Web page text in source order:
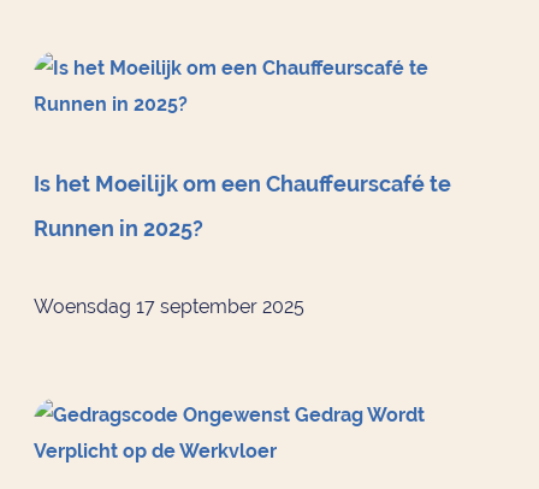
Is het Moeilijk om een Chauffeurscafé te
Runnen in 2025?
Woensdag 17 september 2025